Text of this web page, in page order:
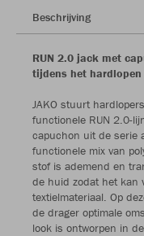
Beschrijving
RUN 2.0 jack met
tijdens het hardlopen
JAKO stuurt
functionele RUN 2.0-
capuchon uit de serie
functionele mix van
stof is ademend en
de huid zodat het kan
textielmateriaal. Op
de drager optimale
look is ontworpen in